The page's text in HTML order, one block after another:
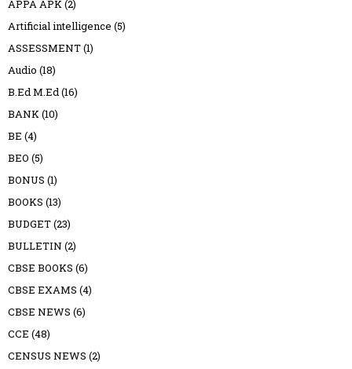
APPA APK(2)
Artificial intelligence (5)
ASSESSMENT(1)
Audio (18)
B.Ed M.Ed(16)
BANK(10)
BE (4)
BEO (5)
BONUS (1)
BOOKS (13)
BUDGET(23)
BULLETIN (2)
CBSE BOOKS (6)
CBSE EXAMS (4)
CBSE NEWS (6)
CCE (48)
CENSUS NEWS (2)